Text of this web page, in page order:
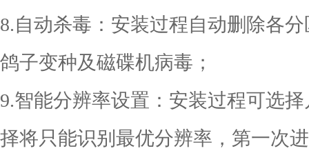
8.自动杀毒：安装过程自动删除各
鸽子变种及磁碟机病毒；
9.智能分辨率设置：安装过程可选
择将只能识别最优分辨率，第一次